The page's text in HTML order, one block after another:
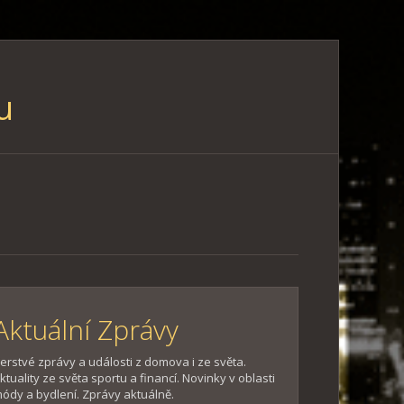
Zprávy
zprávy a události z domova i ze světa.
ze světa sportu a financí. Novinky v oblasti
a bydlení. Zprávy aktuálně.